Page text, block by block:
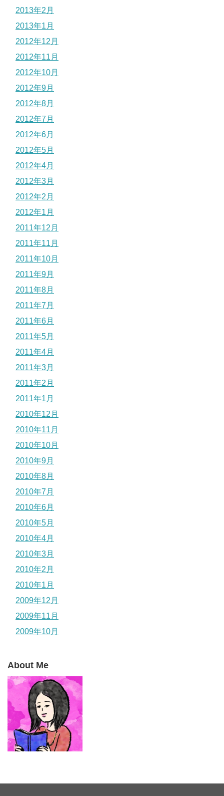
2013年2月
2013年1月
2012年12月
2012年11月
2012年10月
2012年9月
2012年8月
2012年7月
2012年6月
2012年5月
2012年4月
2012年3月
2012年2月
2012年1月
2011年12月
2011年11月
2011年10月
2011年9月
2011年8月
2011年7月
2011年6月
2011年5月
2011年4月
2011年3月
2011年2月
2011年1月
2010年12月
2010年11月
2010年10月
2010年9月
2010年8月
2010年7月
2010年6月
2010年5月
2010年4月
2010年3月
2010年2月
2010年1月
2009年12月
2009年11月
2009年10月
About Me